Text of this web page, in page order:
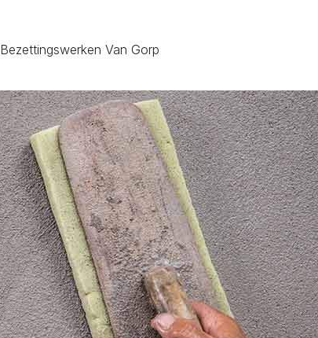
Bezettingswerken Van Gorp